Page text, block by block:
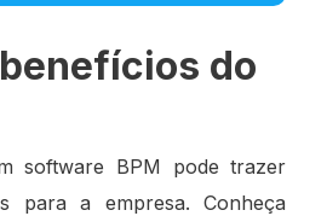
do
software BPM pode trazer
para a empresa. Conheça